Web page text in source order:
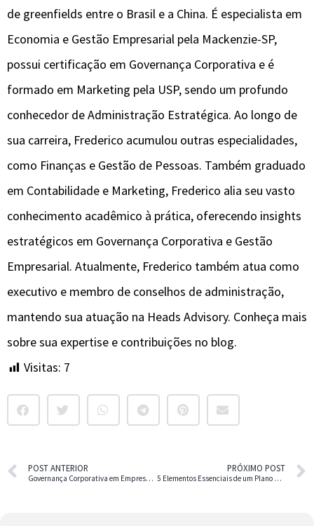
de greenfields entre o Brasil e a China. É especialista em
Economia e Gestão Empresarial pela Mackenzie-SP,
possui certificação em Governança Corporativa e é
formado em Marketing pela USP, sendo um profundo
conhecedor de Administração Estratégica. Ao longo de
sua carreira, Frederico acumulou outras especialidades,
como Finanças e Gestão de Pessoas. Também graduado
em Contabilidade e Marketing, Frederico alia seu vasto
conhecimento acadêmico à prática, oferecendo insights
estratégicos em Governança Corporativa e Gestão
Empresarial. Atualmente, Frederico também atua como
executivo e membro de conselhos de administração,
mantendo sua atuação na Heads Advisory. Conheça mais
sobre sua expertise e contribuições no blog.
Visitas: 7
POST ANTERIOR
Governança Corporativa em Empresas Familiares: Desafios e Soluções
PRÓXIMO POST
5 Elementos Essenciais de um Plano de Negócios Bem-Sucedido